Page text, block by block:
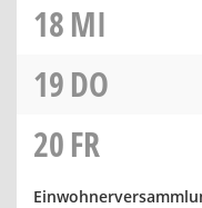
18MI
19DO
20FR